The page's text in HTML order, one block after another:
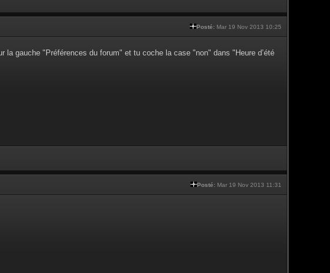
Posté: Mar 19 Nov 2013 10:25
la gauche "Préférences du forum" et tu coche la case "non" dans "Heure d’été
Posté: Mar 19 Nov 2013 11:31